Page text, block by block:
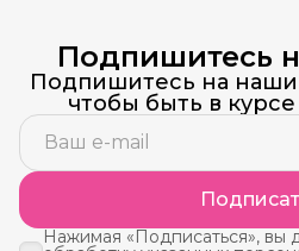
Подпишитесь
Подпишитесь на
чтобы быть в
Нажимая «Подписаться», вы